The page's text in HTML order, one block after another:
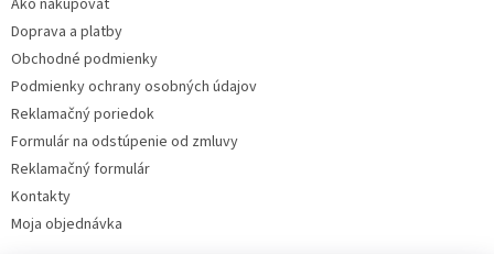
Doprava a platby
Obchodné podmienky
Podmienky ochrany osobných údajov
Reklamačný poriedok
Formulár na odstúpenie od zmluvy
Reklamačný formulár
Kontakty
Moja objednávka